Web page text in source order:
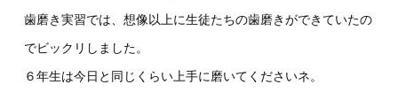
歯磨き実習では、想像以上に生徒たちの歯磨きができていたの
でビックリしました。
６年生は今日と同じくらい上手に磨いてくださいネ。